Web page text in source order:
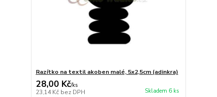
Razítko na textil akoben malé, 5x2,5cm (adinkra)
28,00 Kč/ks
23,14 Kč bez DPH Skladem 6 ks